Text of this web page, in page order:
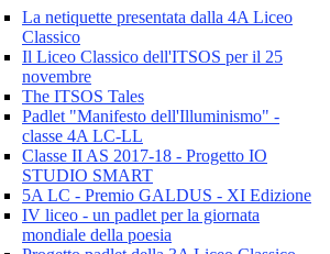
La netiquette presentata dalla 4A Liceo
Classico
Il Liceo Classico dell'ITSOS per il 25
novembre
The ITSOS Tales
Padlet "Manifesto dell'Illuminismo" -
classe 4A LC-LL
Classe II AS 2017-18 - Progetto IO
STUDIO SMART
5A LC - Premio GALDUS - XI Edizione
IV liceo - un padlet per la giornata
mondiale della poesia